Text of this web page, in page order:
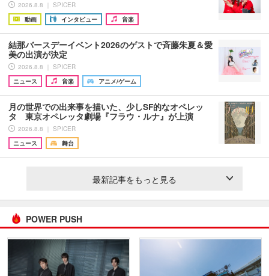
2026.8.8 ｜ SPICER
動画
インタビュー 音楽
結那バースデーイベント2026のゲストで斉藤朱夏＆愛
美の出演が決定
2026.8.8 ｜ SPICER
ニュース
音楽 アニメ/ゲーム
月の世界での出来事を描いた、少しSF的なオペレッ
タ 東京オペレッタ劇場『フラウ・ルナ』が上演
2026.8.8 ｜ SPICER
ニュース
舞台
最新記事をもっと見る
POWER PUSH